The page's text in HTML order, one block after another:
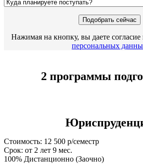
Нажимая на кнопку, вы даете согласие
персональных
2 программы
Стоимость: 12 500 р/семестр
Срок: от 2 лет 9 мес.
100% Дистанционно (Заочно)